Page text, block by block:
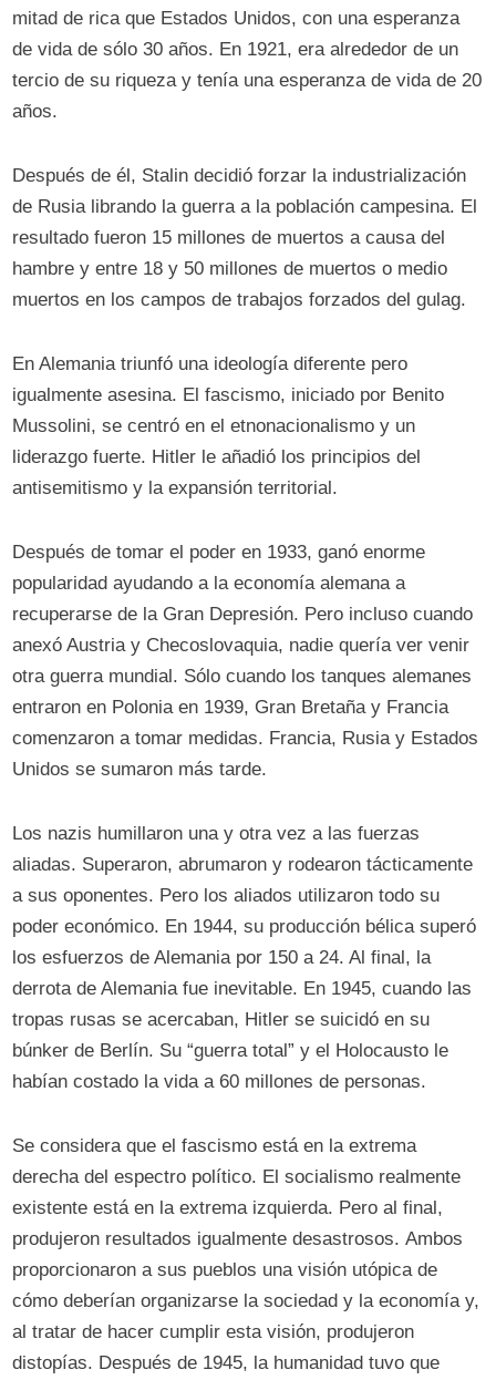
mitad de rica que Estados Unidos, con una esperanza
de vida de sólo 30 años. En 1921, era alrededor de un
tercio de su riqueza y tenía una esperanza de vida de 20
años.
Después de él, Stalin decidió forzar la industrialización
de Rusia librando la guerra a la población campesina. El
resultado fueron 15 millones de muertos a causa del
hambre y entre 18 y 50 millones de muertos o medio
muertos en los campos de trabajos forzados del gulag.
En Alemania triunfó una ideología diferente pero
igualmente asesina. El fascismo, iniciado por Benito
Mussolini, se centró en el etnonacionalismo y un
liderazgo fuerte. Hitler le añadió los principios del
antisemitismo y la expansión territorial.
Después de tomar el poder en 1933, ganó enorme
popularidad ayudando a la economía alemana a
recuperarse de la Gran Depresión. Pero incluso cuando
anexó Austria y Checoslovaquia, nadie quería ver venir
otra guerra mundial. Sólo cuando los tanques alemanes
entraron en Polonia en 1939, Gran Bretaña y Francia
comenzaron a tomar medidas. Francia, Rusia y Estados
Unidos se sumaron más tarde.
Los nazis humillaron una y otra vez a las fuerzas
aliadas. Superaron, abrumaron y rodearon tácticamente
a sus oponentes. Pero los aliados utilizaron todo su
poder económico. En 1944, su producción bélica superó
los esfuerzos de Alemania por 150 a 24. Al final, la
derrota de Alemania fue inevitable. En 1945, cuando las
tropas rusas se acercaban, Hitler se suicidó en su
búnker de Berlín. Su “guerra total” y el Holocausto le
habían costado la vida a 60 millones de personas.
Se considera que el fascismo está en la extrema
derecha del espectro político. El socialismo realmente
existente está en la extrema izquierda. Pero al final,
produjeron resultados igualmente desastrosos. Ambos
proporcionaron a sus pueblos una visión utópica de
cómo deberían organizarse la sociedad y la economía y,
al tratar de hacer cumplir esta visión, produjeron
distopías. Después de 1945, la humanidad tuvo que